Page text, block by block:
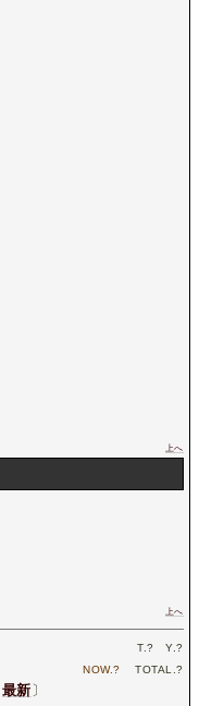
上へ
上へ
T.? Y.?
NOW.? TOTAL.?
最新 〕